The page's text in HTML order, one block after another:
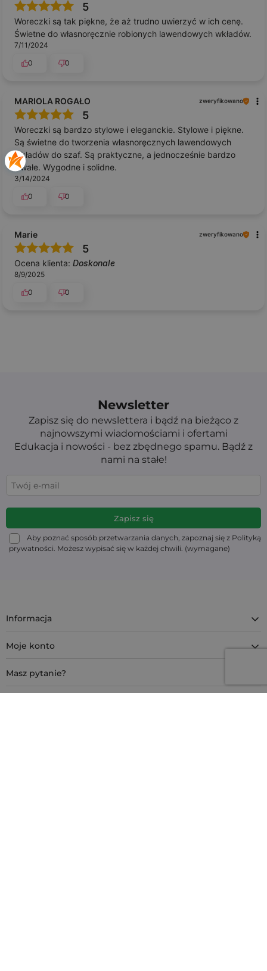
5
Woreczki są tak piękne, że aż trudno uwierzyć w ich cenę.
Świetne do własnoręcznie robionych lawendowych wkładów.
7/11/2024
0
0
MARIOLA ROGAŁO zweryfikowano
5
Woreczki są bardzo stylowe i eleganckie. Stylowe i piękne.
Są świetne do tworzenia własnoręcznych lawendowych
wkładów do szaf. Są praktyczne, a jednocześnie bardzo
trwałe. Wygodne i solidne.
3/14/2024
0
0
Marie zweryfikowano
5
Ocena klienta: Doskonale
8/9/2025
0
0
Newsletter
Zapisz się do newslettera i bądź na bieżąco z
najnowszymi wiadomościami i ofertami
Edukacja i nowości - bez zbędnego spamu. Bądź z
nami na stałe!
Aby poznać sposób przetwarzania danych, zapoznaj się z Polityką
prywatności. Możesz wypisać się w każdej chwili. (wymagane)
Informacja
Moje konto
Masz pytanie?